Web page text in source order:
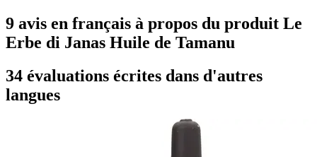
9 avis en français à propos du produit Le
Erbe di Janas Huile de Tamanu
34 évaluations écrites dans d'autres
langues